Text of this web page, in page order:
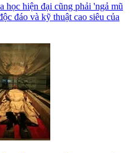
học hiện đại cũng phải 'ngả mũ
đáo và kỹ thuật cao siêu của